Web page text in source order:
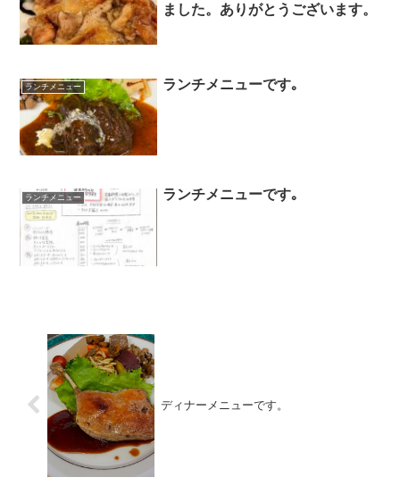
ました。ありがとうございます。
ランチメニュー ランチメニューです｡
ランチメニュー ランチメニューです｡
ディナーメニューです。